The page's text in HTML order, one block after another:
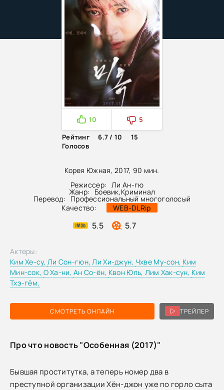
Корея Южная, 2017, 90 мин.
Режиссер: Ли Ан-гю
Жанр: Боевик,Криминал
Перевод:
Профессиональный многоголосый
Качество:
WEB-DLRip
5.5 5.7
10
5
Рейтинг
6.7 / 10
15
Голосов
СМОТРЕТЬ ОНЛАЙН ТРЕЙЛЕР
Актеры:
Ким Хе-су,Ли Сон-гюн,Ли Хи-джун, Чхве Му-сон, Ким
Мин-сок, О Ха-ни,Ан Со-ён, Квон Юль, Лим Хак-сун, Ким
Тхэ-гём,
Про что новость "Особенная (2017)"
Бывшая проститутка, а теперь номер два в
преступной организации Хён-джон уже по горло сыта